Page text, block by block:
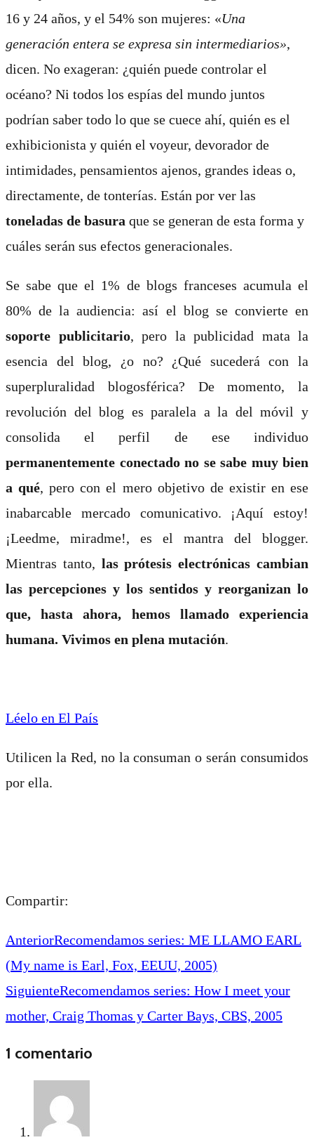
16 y 24 años, y el 54% son mujeres: «Una
generación entera se expresa sin intermediarios»,
dicen. No exageran: ¿quién puede controlar el
océano? Ni todos los espías del mundo juntos
podrían saber todo lo que se cuece ahí, quién es el
exhibicionista y quién el voyeur, devorador de
intimidades, pensamientos ajenos, grandes ideas o,
directamente, de tonterías. Están por ver las
toneladas de basura que se generan de esta forma y
cuáles serán sus efectos generacionales.
Se sabe que el 1% de blogs franceses acumula el
80% de la audiencia: así el blog se convierte en
soporte publicitario, pero la publicidad mata la
esencia del blog, ¿o no? ¿Qué sucederá con la
superpluralidad blogosférica? De momento, la
revolución del blog es paralela a la del móvil y
consolida el perfil de ese individuo
permanentemente conectado no se sabe muy bien
a qué, pero con el mero objetivo de existir en ese
inabarcable mercado comunicativo. ¡Aquí estoy!
¡Leedme, miradme!, es el mantra del blogger.
Mientras tanto, las prótesis electrónicas cambian
las percepciones y los sentidos y reorganizan lo
que, hasta ahora, hemos llamado experiencia
humana. Vivimos en plena mutación.
Léelo en El País
Utilicen la Red, no la consuman o serán consumidos
por ella.
Compartir:
AnteriorRecomendamos series: ME LLAMO EARL
(My name is Earl, Fox, EEUU, 2005)
SiguienteRecomendamos series: How I meet your
mother, Craig Thomas y Carter Bays, CBS, 2005
1 comentario